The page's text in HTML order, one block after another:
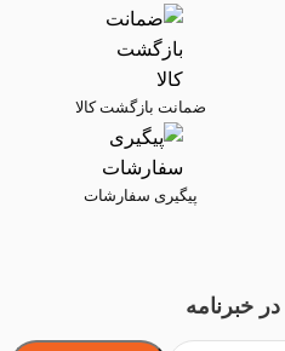
ضمانت بازگشت کالا
پیگیری سفارشات
خبرنامه